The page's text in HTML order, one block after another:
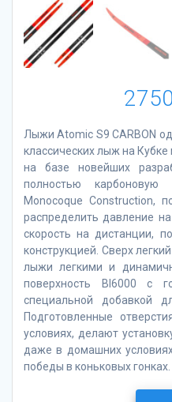
Лыжи Atomic S9 CARBON
классических лыж на
на базе новейших
полностью карбоновую
Monocoque Construction,
распределить давление
скорость на дистанции,
конструкцией. Сверх
лыжи легкими и
поверхность BI6000 с
специальной добавкой
Подготовленные
условиях, делают
даже в домашних
победы в коньковых гонках.